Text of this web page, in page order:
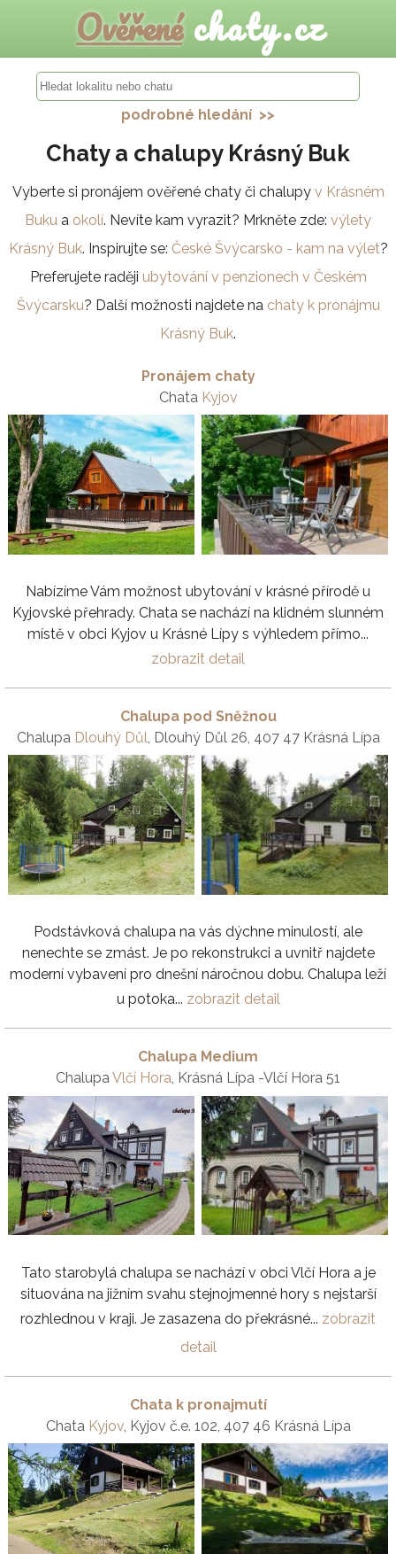
Ověřenéchaty.cz
podrobné hledání >>
Chaty a chalupy Krásný Buk
Vyberte si pronájem ověřené chaty či chalupy v Krásném
Buku a okolí. Nevíte kam vyrazit? Mrkněte zde: výlety
Krásný Buk. Inspirujte se: České Švýcarsko - kam na výlet?
Preferujete raději ubytování v penzionech v Českém
Švýcarsku? Další možnosti najdete na chaty k pronájmu
Krásný Buk.
Pronájem chaty
Chata Kyjov
Nabízíme Vám možnost ubytování v krásné přírodě u
Kyjovské přehrady. Chata se nachází na klidném slunném
místě v obci Kyjov u Krásné Lípy s výhledem přímo...
zobrazit detail
Chalupa pod Sněžnou
Chalupa Dlouhý Důl, Dlouhý Důl 26, 407 47 Krásná Lípa
Podstávková chalupa na vás dýchne minulostí, ale
nenechte se zmást. Je po rekonstrukci a uvnitř najdete
moderní vybavení pro dnešní náročnou dobu. Chalupa leží
u potoka... zobrazit detail
Chalupa Medium
ChalupaVlčí Hora, Krásná Lípa -Vlčí Hora 51
Tato starobylá chalupa se nachází v obci Vlčí Hora a je
situována na jižním svahu stejnojmenné hory s nejstarší
rozhlednou v kraji. Je zasazena do překrásné... zobrazit
detail
Chata k pronajmutí
Chata Kyjov, Kyjov č.e. 102, 407 46 Krásná Lípa